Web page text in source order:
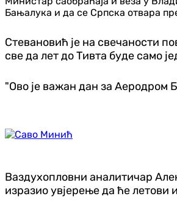
Бањалука и да се Српска отвара
Стевановић је на свечаности
све да лет до Тивта буде само
"Ово је важан дан за Аеродром
Ваздухопловни аналитичар
изразио увјерење да ће